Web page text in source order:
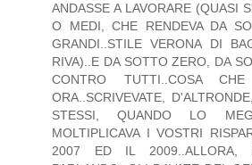
ANDASSE A LAVORARE (QUASI
O MEDI, CHE RENDEVA DA
GRANDI..STILE VERONA DI
RIVA)..E DA SOTTO ZERO, DA
CONTRO TUTTI..COSA
ORA..SCRIVEVATE,
STESSI, QUANDO LO
MOLTIPLICAVA I VOSTRI
2007 ED IL 2009..ALLORA,